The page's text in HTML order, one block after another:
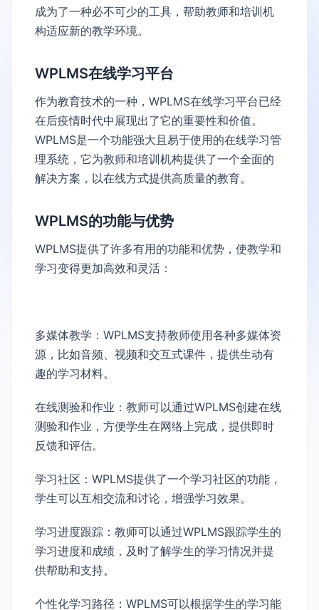
成为了一种必不可少的工具，帮助教师和培训机
构适应新的教学环境。
WPLMS在线学习平台
作为教育技术的一种，WPLMS在线学习平台已经
在后疫情时代中展现出了它的重要性和价值。
WPLMS是一个功能强大且易于使用的在线学习管
理系统，它为教师和培训机构提供了一个全面的
解决方案，以在线方式提供高质量的教育。
WPLMS的功能与优势
WPLMS提供了许多有用的功能和优势，使教学和
学习变得更加高效和灵活：
多媒体教学：WPLMS支持教师使用各种多媒体资
源，比如音频、视频和交互式课件，提供生动有
趣的学习材料。
在线测验和作业：教师可以通过WPLMS创建在线
测验和作业，方便学生在网络上完成，提供即时
反馈和评估。
学习社区：WPLMS提供了一个学习社区的功能，
学生可以互相交流和讨论，增强学习效果。
学习进度跟踪：教师可以通过WPLMS跟踪学生的
学习进度和成绩，及时了解学生的学习情况并提
供帮助和支持。
个性化学习路径：WPLMS可以根据学生的学习能